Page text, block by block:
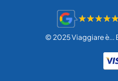
© 2025 Viaggiare è...